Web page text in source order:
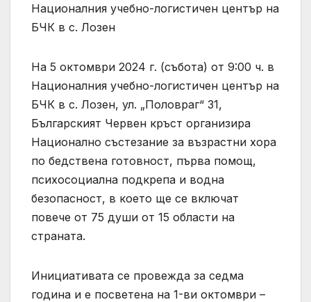
Националния учебно-логистичен център на
БЧК в с. Лозен
На 5 октомври 2024 г. (събота) от 9:00 ч. в
Националния учебно-логистичен център на
БЧК в с. Лозен, ул. „Половраг“ 31,
Българският Червен кръст организира
Национално състезание за възрастни хора
по бедствена готовност, първа помощ,
психосоциална подкрепа и водна
безопасност, в което ще се включат
повече от 75 души от 15 области на
страната.
Инициативата се провежда за седма
година и е посветена на 1-ви октомври –